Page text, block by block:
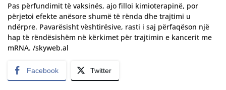
Pas përfundimit të vaksinës, ajo filloi kimioterapinë, por
përjetoi efekte anësore shumë të rënda dhe trajtimi u
ndërpre. Pavarësisht vështirësive, rasti i saj përfaqëson një
hap të rëndësishëm në kërkimet për trajtimin e kancerit me
mRNA. /skyweb.al
Facebook Twitter